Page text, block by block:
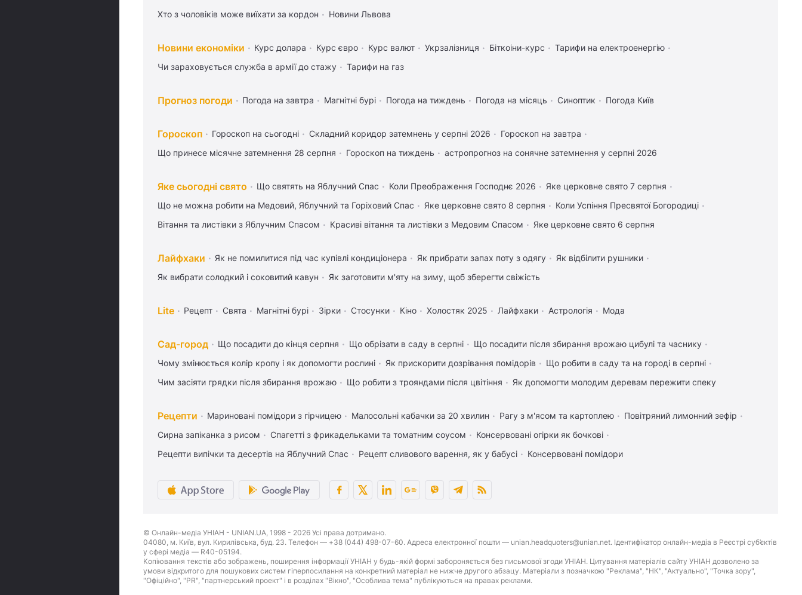
Хто з чоловіків може виїхати за кордон
Новини Львова
Новини економіки Курс долара Курс євро Курс валют Укрзалізниця Біткоіни-курс
Тарифи на електроенергію
Чи зараховується служба в армії до стажу
Тарифи на газ
Прогноз погоди Погода на завтра Магнітні бурі Погода на тиждень Погода на місяць Синоптик Погода Київ
Гороскоп Гороскоп на сьогодні Складний коридор затемнень у серпні 2026
Гороскоп на завтра
Що принесе місячне затемнення 28 серпня
Гороскоп на тиждень астропрогноз на сонячне затемнення у серпні 2026
Яке сьогодні свято Що святять на Яблучний Спас Коли Преображення Господнє 2026
Яке церковне свято 7 серпня
Що не можна робити на Медовий, Яблучний та Горіховий Спас
Яке церковне свято 8 серпня
Коли Успіння Пресвятої Богородиці
Вітання та листівки з Яблучним Спасом
Красиві вітання та листівки з Медовим Спасом Яке церковне свято 6 серпня
Лайфхаки Як не помилитися під час купівлі кондиціонера Як прибрати запах поту з одягу
Як відбілити рушники
Як вибрати солодкий і соковитий кавун
Як заготовити м'яту на зиму, щоб зберегти свіжість
Lite Рецепт Свята Магнітні бурі Зірки Стосунки Кіно Холостяк 2025 Лайфхаки Астрологія Мода
Сад-город Що посадити до кінця серпня Що обрізати в саду в серпні
Що посадити після збирання врожаю цибулі та часнику
Чому змінюється колір кропу і як допомогти рослині
Як прискорити дозрівання помідорів
Що робити в саду та на городі в серпні
Чим засіяти грядки після збирання врожаю
Що робити з трояндами після цвітіння Як допомогти молодим деревам пережити спеку
Рецепти Мариновані помідори з гірчицею Малосольні кабачки за 20 хвилин Рагу з м'ясом та картоплею
Повітряний лимонний зефір
Сирна запіканка з рисом
Спагетті з фрикадельками та томатним соусом
Консервовані огірки як бочкові
Рецепти випічки та десертів на Яблучний Спас
Рецепт сливового варення, як у бабусі Консервовані помідори
© Онлайн-медіа УНІАН - UNIAN.UA, 1998 - 2026 Усі права дотримано.
04080, м. Київ, вул. Кирилівська, буд. 23. Телефон — +38 (044) 498-07-60. Адреса електронної пошти — unian.headquoters@unian.net. Ідентифікатор онлайн-медіа в Реєстрі суб’єктів
у сфері медіа — R40-05194.
Копіювання текстів або зображень, поширення інформації УНІАН у будь-якій формі забороняється без письмової згоди УНІАН. Цитування матеріалів сайту УНІАН дозволено за
умови відкритого для пошукових систем гіперпосилання на конкретний матеріал не нижче другого абзацу. Матеріали з позначкою "Реклама", "НК", "Актуально", "Точка зору",
"Офіційно", "PR", "партнерський проект" і в розділах "Вікно", "Особлива тема" публікуються на правах реклами.